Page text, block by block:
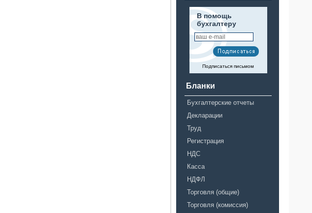
В помощь
бухгалтеру
Подписаться письмом
Бланки
Бухгалтерские отчеты
Декларации
Труд
Регистрация
НДС
Касса
НДФЛ
Торговля (общие)
Торговля (комиссия)